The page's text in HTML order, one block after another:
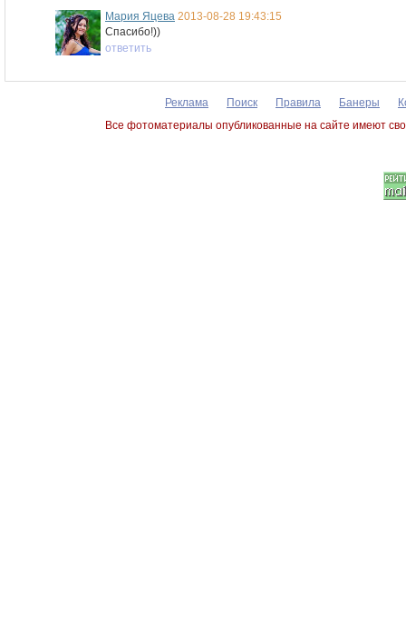
Мария Яцева 2013-08-28 19:43:15
Спасибо!))
ответить
Реклама Поиск Правила Банеры
Все фотоматериалы опубликованные на сайте имеют